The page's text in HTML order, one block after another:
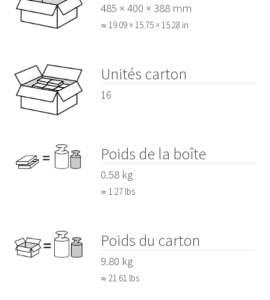
485 × 400 × 388 mm
≈ 19.09 × 15.75 × 15.28 in
Unités carton
16
Poids de la boîte
0.58 kg
≈ 1.27 lbs
Poids du carton
9.80 kg
≈ 21.61 lbs